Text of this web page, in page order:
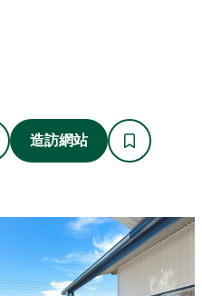
造訪網站